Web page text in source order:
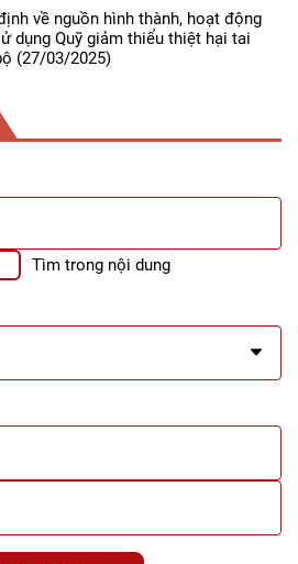
về nguồn hình thành, hoạt động
dụng Quỹ giảm thiểu thiệt hại tai
(27/03/2025)
Tìm trong nội dung